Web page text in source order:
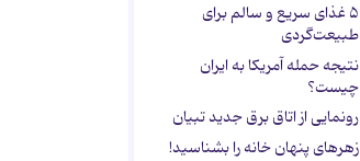
۵ غذای سریع و سالم برای
طبیعت‌گردی
نتیجه حمله آمریکا به ایران
چیست؟
رونمایی از اتاق برق جدید تبیان
زهرهای پنهان خانه را بشناسید!